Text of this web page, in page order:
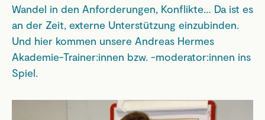
Wandel in den Anforderungen, Konflikte… Da ist es
an der Zeit, externe Unterstützung einzubinden.
Und hier kommen unsere Andreas Hermes
Akademie-Trainer:innen bzw. -moderator:innen ins
Spiel.